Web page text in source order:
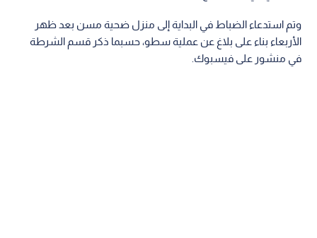
وتم استدعاء الضباط في البداية إلى منزل ضحية مسن بعد ظهر
الأربعاء بناء على بلاغ عن عملية سطو، حسبما ذكر قسم الشرطة
في منشور على فيسبوك.